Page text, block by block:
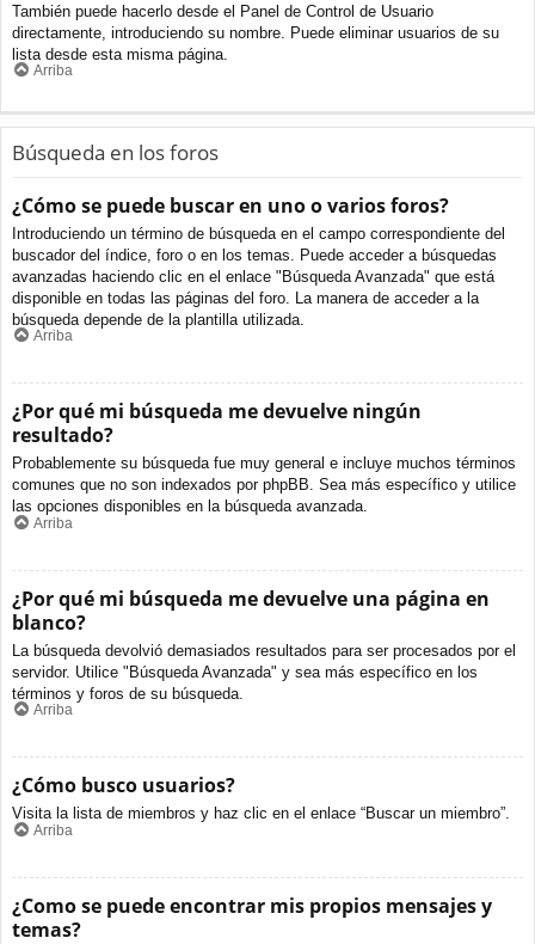
También puede hacerlo desde el Panel de Control de Usuario
directamente, introduciendo su nombre. Puede eliminar usuarios de su
lista desde esta misma página.
Arriba
Búsqueda en los foros
¿Cómo se puede buscar en uno o varios foros?
Introduciendo un término de búsqueda en el campo correspondiente del
buscador del índice, foro o en los temas. Puede acceder a búsquedas
avanzadas haciendo clic en el enlace "Búsqueda Avanzada" que está
disponible en todas las páginas del foro. La manera de acceder a la
búsqueda depende de la plantilla utilizada.
Arriba
¿Por qué mi búsqueda me devuelve ningún
resultado?
Probablemente su búsqueda fue muy general e incluye muchos términos
comunes que no son indexados por phpBB. Sea más específico y utilice
las opciones disponibles en la búsqueda avanzada.
Arriba
¿Por qué mi búsqueda me devuelve una página en
blanco?
La búsqueda devolvió demasiados resultados para ser procesados por el
servidor. Utilice "Búsqueda Avanzada" y sea más específico en los
términos y foros de su búsqueda.
Arriba
¿Cómo busco usuarios?
Visita la lista de miembros y haz clic en el enlace “Buscar un miembro”.
Arriba
¿Como se puede encontrar mis propios mensajes y
temas?